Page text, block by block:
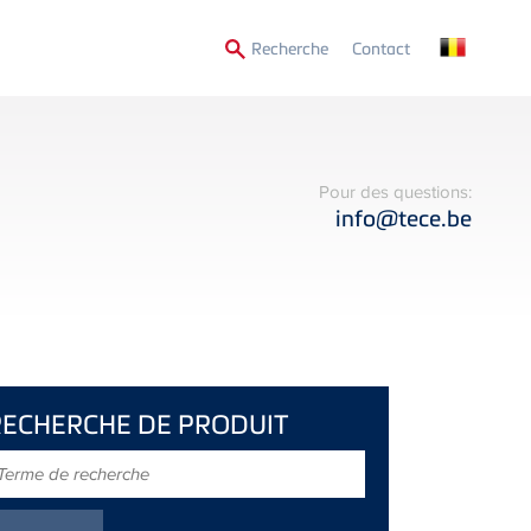
RechercheSecondary
Contact
Pour des questions:
info@tece.be
DE PRODUIT